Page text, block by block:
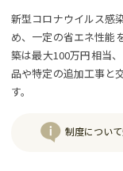
新型コロナウイルス感
め、一定の省エネ性能
築は最大100万円相当
品や特定の追加工事と
す。
制度につい